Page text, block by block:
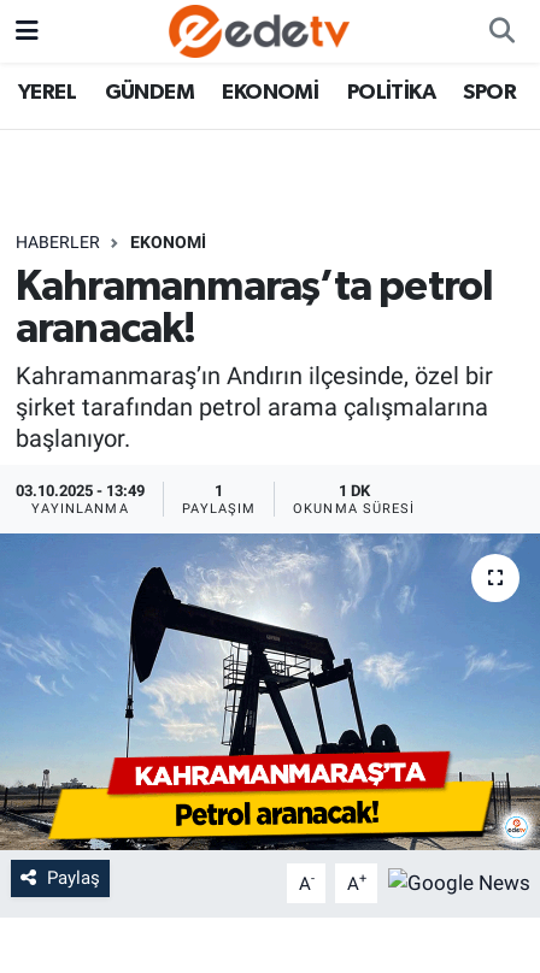
YEREL GÜNDEM EKONOMİ POLİTİKA SPOR
HABERLER EKONOMİ
Kahramanmaraş’ta petrol
aranacak!
Kahramanmaraş’ın Andırın ilçesinde, özel bir
şirket tarafından petrol arama çalışmalarına
başlanıyor.
03.10.2025 - 13:49
YAYINLANMA
1
PAYLAŞIM
1 DK
OKUNMA SÜRESI
Paylaş A- A+